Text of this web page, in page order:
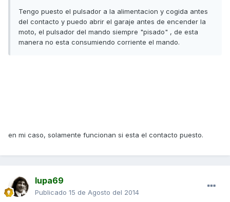
Tengo puesto el pulsador a la alimentacion y cogida antes
del contacto y puedo abrir el garaje antes de encender la
moto, el pulsador del mando siempre "pisado" , de esta
manera no esta consumiendo corriente el mando.
en mi caso, solamente funcionan si esta el contacto puesto.
lupa69
Publicado 15 de Agosto del 2014